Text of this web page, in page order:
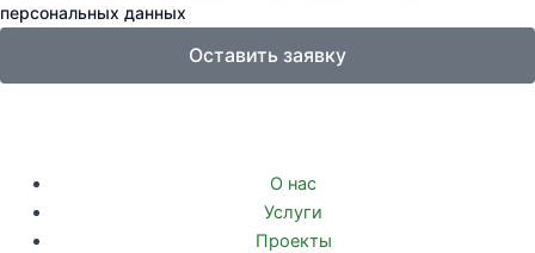
персональных данных
Оставить заявку
О нас
Услуги
Проекты